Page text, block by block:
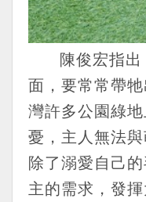
陳俊宏指出
面，要常常帶
灣許多公園綠
憂，主人無法
除了溺愛自己
主的需求，發